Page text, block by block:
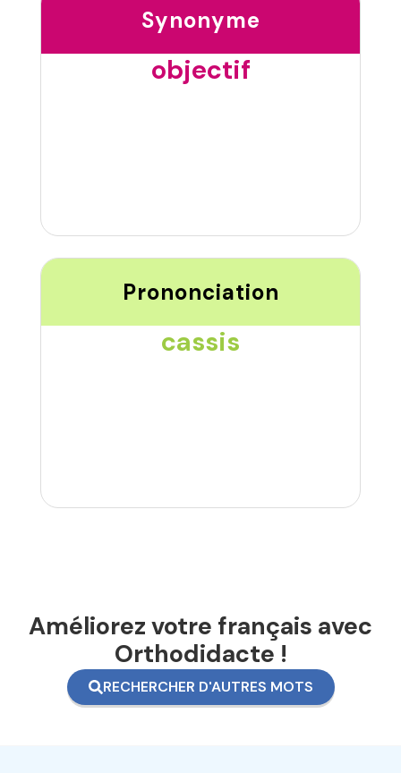
Synonyme
objectif
Prononciation
cassis
Améliorez votre français avec
Orthodidacte !
RECHERCHER D'AUTRES MOTS